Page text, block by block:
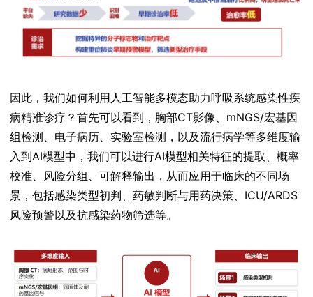
因此，我们如何利用人工智能多模态助力呼吸系统感染性疾
病精准诊疗？首先可以看到，胸部CT影像、mNGS/宏基因
组检测、电子病历、实验室检测，以及流行病学等多维度输
入到AI模型中，我们可以进行AI模型相关特征的提取、概率
校准、风险分组、可解释输出，从而应用于临床的不同场
景，包括感染类型初判、药敏判断与用药决策、ICU/ARDS
风险预警以及抗感染药物筛选等。